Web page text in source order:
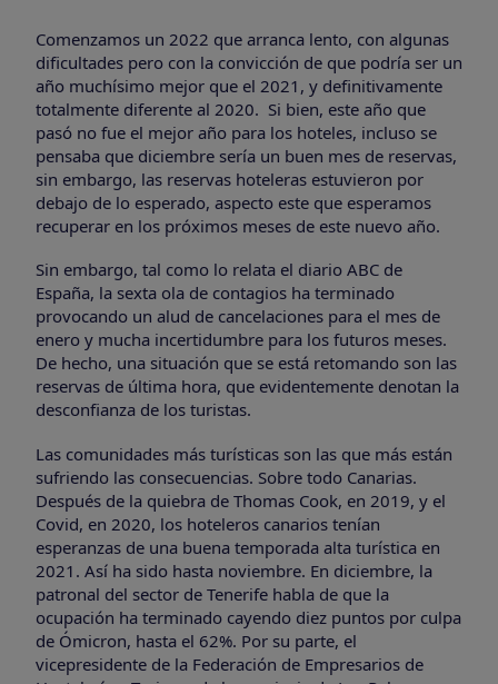
Comenzamos un 2022 que arranca lento, con algunas
dificultades pero con la convicción de que podría ser un
año muchísimo mejor que el 2021, y definitivamente
totalmente diferente al 2020. Si bien, este año que
pasó no fue el mejor año para los hoteles, incluso se
pensaba que diciembre sería un buen mes de reservas,
sin embargo, las reservas hoteleras estuvieron por
debajo de lo esperado, aspecto este que esperamos
recuperar en los próximos meses de este nuevo año.
Sin embargo, tal como lo relata el diario ABC de
España, la sexta ola de contagios ha terminado
provocando un alud de cancelaciones para el mes de
enero y mucha incertidumbre para los futuros meses.
De hecho, una situación que se está retomando son las
reservas de última hora, que evidentemente denotan la
desconfianza de los turistas.
Las comunidades más turísticas son las que más están
sufriendo las consecuencias. Sobre todo Canarias.
Después de la quiebra de Thomas Cook, en 2019, y el
Covid, en 2020, los hoteleros canarios tenían
esperanzas de una buena temporada alta turística en
2021. Así ha sido hasta noviembre. En diciembre, la
patronal del sector de Tenerife habla de que la
ocupación ha terminado cayendo diez puntos por culpa
de Ómicron, hasta el 62%. Por su parte, el
vicepresidente de la Federación de Empresarios de